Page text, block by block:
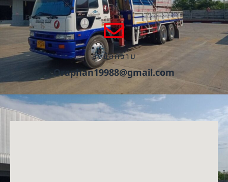
ส่งข้อความ
Oraphan19988@gmail.com